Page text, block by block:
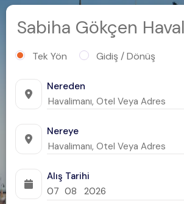
Sabiha Gökçen
Tek Yön Gidiş / Dönüş
Nereden
Nereye
Alış Tarihi